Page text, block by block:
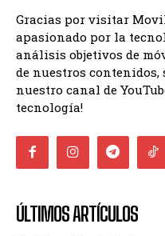
Gracias por visitar
apasionado por la
análisis objetivos de
de nuestros contenidos,
nuestro canal de
tecnología!
ÚLTIMOS ARTÍCULOS